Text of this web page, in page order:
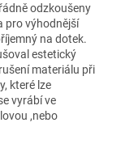
odzkoušeny
pro výhodnější
na dotek.
estetický
materiálu při
které lze
vyrábí ve
,nebo